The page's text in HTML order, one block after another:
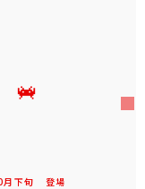
月 下旬 登場